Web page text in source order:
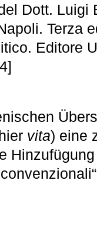
Dott. Luigi
Terza
Editore
vita) eine